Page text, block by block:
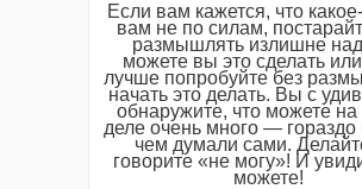
Если вам кажется, что
вам не по силам,
размышлять излишне
можете вы это сделать или
лучше попробуйте без
начать это делать. Вы с
обнаружите, что можете
деле очень много —
чем думали сами.
говорите «не могу»! И
можете!